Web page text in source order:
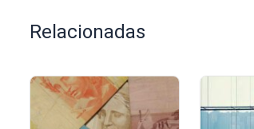
Relacionadas